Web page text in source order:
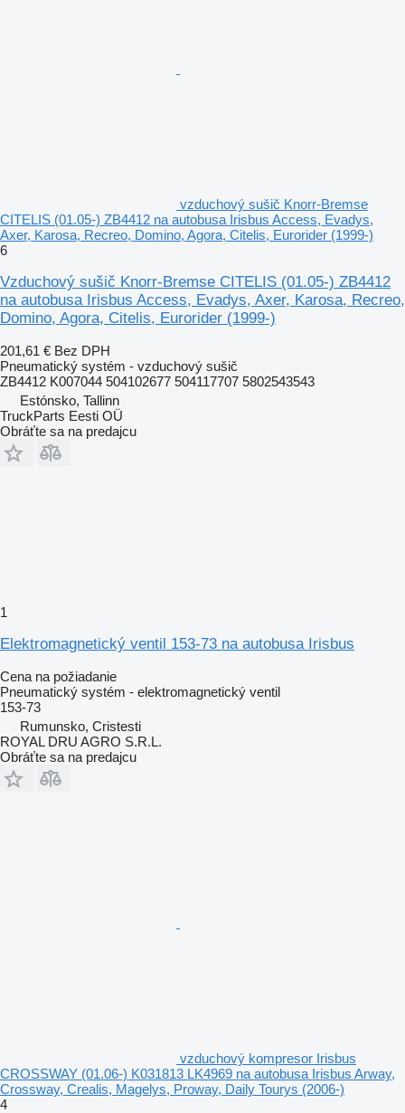
vzduchový sušič Knorr-Bremse
CITELIS (01.05-) ZB4412 na autobusa Irisbus Access, Evadys,
Axer, Karosa, Recreo, Domino, Agora, Citelis, Eurorider (1999-)
6
Vzduchový sušič Knorr-Bremse CITELIS (01.05-) ZB4412
na autobusa Irisbus Access, Evadys, Axer, Karosa, Recreo,
Domino, Agora, Citelis, Eurorider (1999-)
201,61 € Bez DPH
Pneumatický systém - vzduchový sušič
ZB4412 K007044 504102677 504117707 5802543543
Estónsko, Tallinn
TruckParts Eesti OÜ
Obráťte sa na predajcu
1
Elektromagnetický ventil 153-73 na autobusa Irisbus
Cena na požiadanie
Pneumatický systém - elektromagnetický ventil
153-73
Rumunsko, Cristesti
ROYAL DRU AGRO S.R.L.
Obráťte sa na predajcu
vzduchový kompresor Irisbus
CROSSWAY (01.06-) K031813 LK4969 na autobusa Irisbus Arway,
Crossway, Crealis, Magelys, Proway, Daily Tourys (2006-)
4